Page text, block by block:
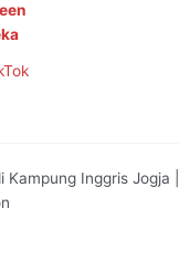
Inggris Jogja |